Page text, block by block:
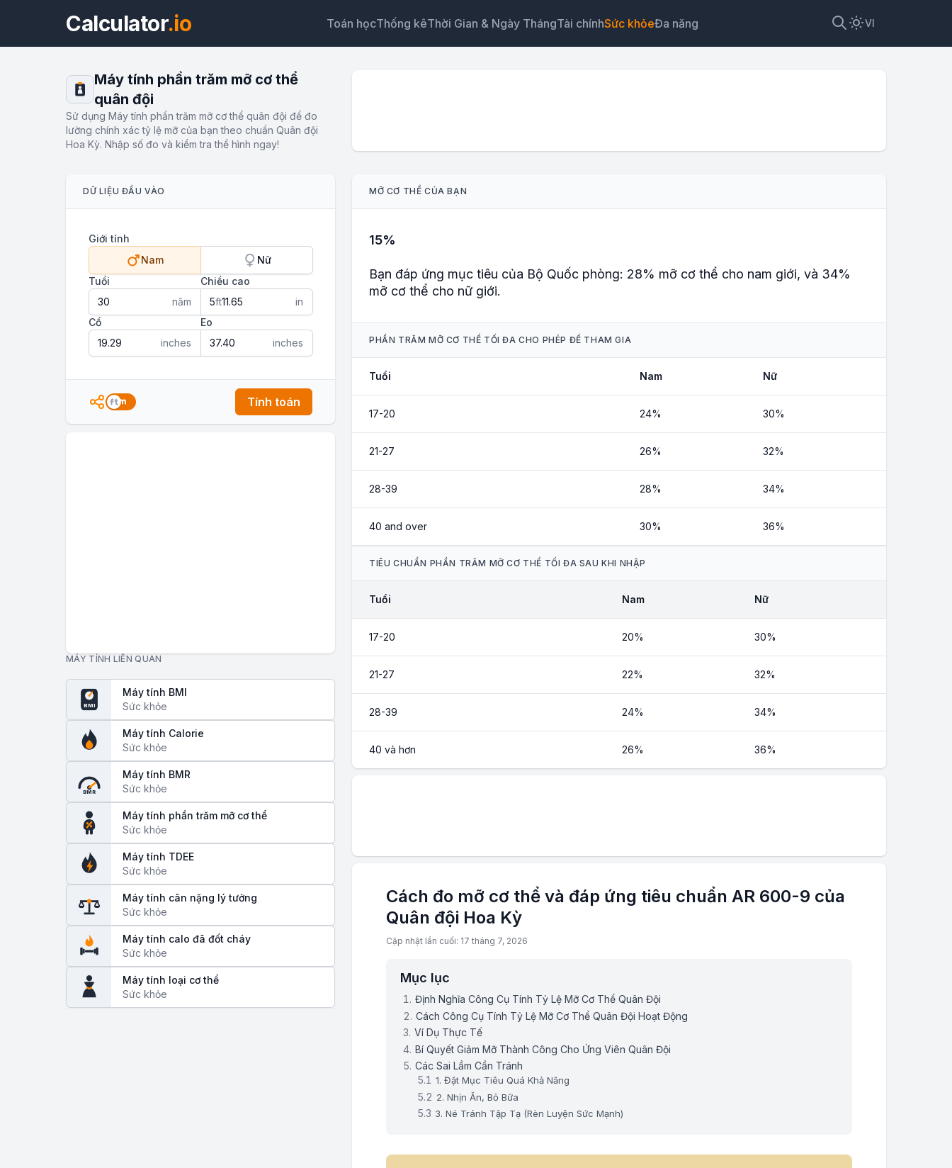
Calculator.io Toán họcThống kêThời Gian & Ngày ThángTài chínhSức khỏeĐa năng VI
Máy tính phần trăm mỡ cơ thể
quân đội
Sử dụng Máy tính phần trăm mỡ cơ thể quân đội để đo
lường chính xác tỷ lệ mỡ của bạn theo chuẩn Quân đội
Hoa Kỳ. Nhập số đo và kiểm tra thể hình ngay!
DỮ LIỆU ĐẦU VÀO
Giới tính
Nam
Nữ
Tuổi
năm
Chiều cao
ft
in
Cổ
inches
Eo
inches
Tính toán
MÁY TÍNH LIÊN QUAN
BMI
Máy tính BMI
Sức khỏe
Máy tính Calorie
Sức khỏe
BMR
Máy tính BMR
Sức khỏe
Máy tính phần trăm mỡ cơ thể
Sức khỏe
Máy tính TDEE
Sức khỏe
Máy tính cân nặng lý tưởng
Sức khỏe
Máy tính calo đã đốt cháy
Sức khỏe
Máy tính loại cơ thể
Sức khỏe
MỠ CƠ THỂ CỦA BẠN
15%
Bạn đáp ứng mục tiêu của Bộ Quốc phòng: 28% mỡ cơ thể cho nam giới, và 34%
mỡ cơ thể cho nữ giới.
PHẦN TRĂM MỠ CƠ THỂ TỐI ĐA CHO PHÉP ĐỂ THAM GIA
Tuổi Nam Nữ
17-20 24% 30%
21-27 26% 32%
28-39 28% 34%
40 and over 30% 36%
TIÊU CHUẨN PHẦN TRĂM MỠ CƠ THỂ TỐI ĐA SAU KHI NHẬP
Tuổi Nam Nữ
17-20 20% 30%
21-27 22% 32%
28-39 24% 34%
40 và hơn 26% 36%
Cách đo mỡ cơ thể và đáp ứng tiêu chuẩn AR 600-9 của
Quân đội Hoa Kỳ
Cập nhật lần cuối: 17 tháng 7, 2026
Mục lục
Định Nghĩa Công Cụ Tính Tỷ Lệ Mỡ Cơ Thể Quân Đội
Cách Công Cụ Tính Tỷ Lệ Mỡ Cơ Thể Quân Đội Hoạt Động
Ví Dụ Thực Tế
Bí Quyết Giảm Mỡ Thành Công Cho Ứng Viên Quân Đội
Các Sai Lầm Cần Tránh
1. Đặt Mục Tiêu Quá Khả Năng
2. Nhịn Ăn, Bỏ Bữa
3. Né Tránh Tập Tạ (Rèn Luyện Sức Mạnh)